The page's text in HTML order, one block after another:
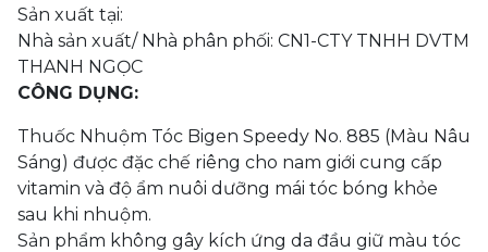
Sản xuất tại:
Nhà sản xuất/ Nhà phân phối: CN1-CTY TNHH DVTM
THANH NGỌC
CÔNG DỤNG:
Thuốc Nhuộm Tóc Bigen Speedy No. 885 (Màu Nâu
Sáng) được đặc chế riêng cho nam giới cung cấp
vitamin và độ ẩm nuôi dưỡng mái tóc bóng khỏe
sau khi nhuộm.
Sản phẩm không gây kích ứng da đầu giữ màu tóc